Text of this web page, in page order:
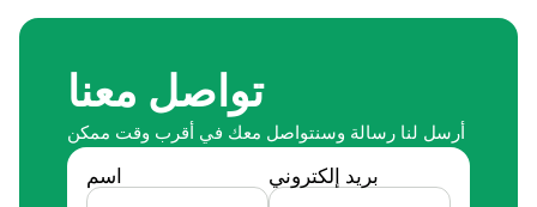
تواصل معنا
أرسل لنا رسالة وسنتواصل معك في أقرب وقت ممكن
اسم بريد إلكتروني